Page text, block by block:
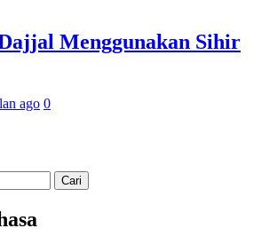
Menggunakan Sihir
ago 0